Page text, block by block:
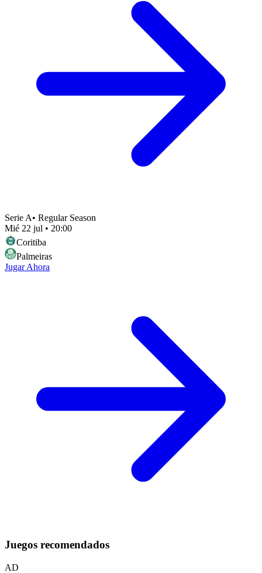
Serie A• Regular Season
Mié 22 jul • 20:00
Coritiba
Palmeiras
Jugar Ahora
Juegos recomendados
AD